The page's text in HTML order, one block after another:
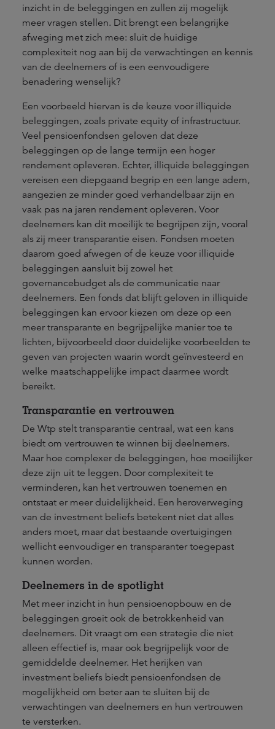
inzicht in de beleggingen en zullen zij mogelijk
meer vragen stellen. Dit brengt een belangrijke
afweging met zich mee: sluit de huidige
complexiteit nog aan bij de verwachtingen en kennis
van de deelnemers of is een eenvoudigere
benadering wenselijk?
Een voorbeeld hiervan is de keuze voor illiquide
beleggingen, zoals private equity of infrastructuur.
Veel pensioenfondsen geloven dat deze
beleggingen op de lange termijn een hoger
rendement opleveren. Echter, illiquide beleggingen
vereisen een diepgaand begrip en een lange adem,
aangezien ze minder goed verhandelbaar zijn en
vaak pas na jaren rendement opleveren. Voor
deelnemers kan dit moeilijk te begrijpen zijn, vooral
als zij meer transparantie eisen. Fondsen moeten
daarom goed afwegen of de keuze voor illiquide
beleggingen aansluit bij zowel het
governancebudget als de communicatie naar
deelnemers. Een fonds dat blijft geloven in illiquide
beleggingen kan ervoor kiezen om deze op een
meer transparante en begrijpelijke manier toe te
lichten, bijvoorbeeld door duidelijke voorbeelden te
geven van projecten waarin wordt geïnvesteerd en
welke maatschappelijke impact daarmee wordt
bereikt.
Transparantie en vertrouwen
De Wtp stelt transparantie centraal, wat een kans
biedt om vertrouwen te winnen bij deelnemers.
Maar hoe complexer de beleggingen, hoe moeilijker
deze zijn uit te leggen. Door complexiteit te
verminderen, kan het vertrouwen toenemen en
ontstaat er meer duidelijkheid. Een heroverweging
van de investment beliefs betekent niet dat alles
anders moet, maar dat bestaande overtuigingen
wellicht eenvoudiger en transparanter toegepast
kunnen worden.
Deelnemers in de spotlight
Met meer inzicht in hun pensioenopbouw en de
beleggingen groeit ook de betrokkenheid van
deelnemers. Dit vraagt om een strategie die niet
alleen effectief is, maar ook begrijpelijk voor de
gemiddelde deelnemer. Het herijken van
investment beliefs biedt pensioenfondsen de
mogelijkheid om beter aan te sluiten bij de
verwachtingen van deelnemers en hun vertrouwen
te versterken.